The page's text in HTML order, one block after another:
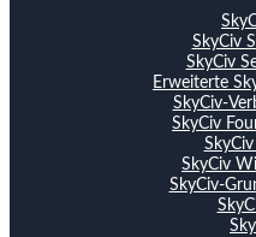
SkyCiv
SkyCiv
Erweiterte
SkyCiv-
SkyCiv
SkyCiv
SkyCiv-